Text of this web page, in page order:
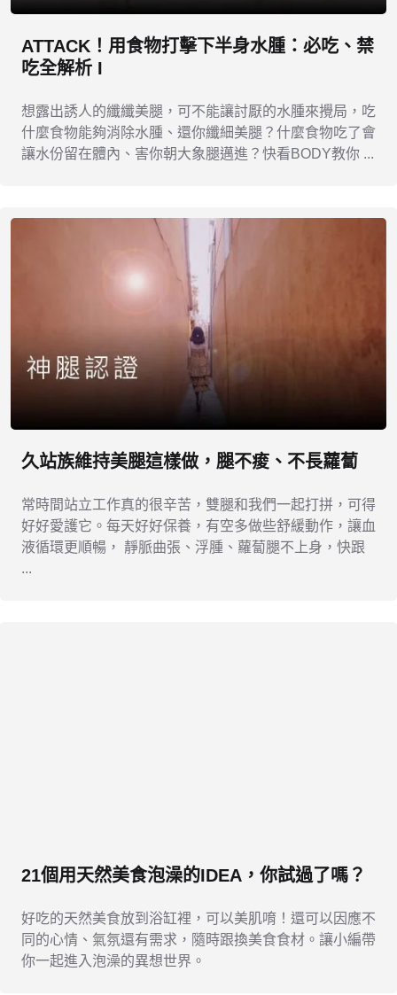
ATTACK！用食物打擊下半身水腫：必吃、禁
吃全解析 I
想露出誘人的纖纖美腿，可不能讓討厭的水腫來攪局，吃
什麼食物能夠消除水腫、還你纖細美腿？什麼食物吃了會
讓水份留在體內、害你朝大象腿邁進？快看BODY教你 ...
久站族維持美腿這樣做，腿不痠、不長蘿蔔
常時間站立工作真的很辛苦，雙腿和我們一起打拼，可得
好好愛護它。每天好好保養，有空多做些舒緩動作，讓血
液循環更順暢， 靜脈曲張、浮腫、蘿蔔腿不上身，快跟
...
21個用天然美食泡澡的IDEA，你試過了嗎？
好吃的天然美食放到浴缸裡，可以美肌唷！還可以因應不
同的心情、氣氛還有需求，隨時跟換美食食材。讓小編帶
你一起進入泡澡的異想世界。